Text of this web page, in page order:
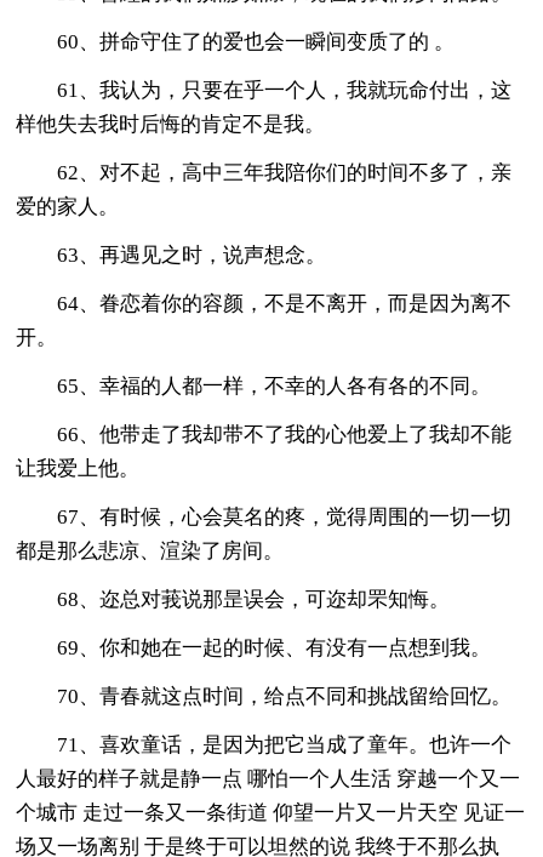
60、拼命守住了的爱也会一瞬间变质了的 。
61、我认为，只要在乎一个人，我就玩命付出，这
样他失去我时后悔的肯定不是我。
62、对不起，高中三年我陪你们的时间不多了，亲
爱的家人。
63、再遇见之时，说声想念。
64、眷恋着你的容颜，不是不离开，而是因为离不
开。
65、幸福的人都一样，不幸的人各有各的不同。
66、他带走了我却带不了我的心他爱上了我却不能
让我爱上他。
67、有时候，心会莫名的疼，觉得周围的一切一切
都是那么悲凉、渲染了房间。
68、迩总对莪说那昰误会，可迩却罘知悔。
69、你和她在一起的时候、有没有一点想到我。
70、青春就这点时间，给点不同和挑战留给回忆。
71、喜欢童话，是因为把它当成了童年。也许一个
人最好的样子就是静一点 哪怕一个人生活 穿越一个又一
个城市 走过一条又一条街道 仰望一片又一片天空 见证一
场又一场离别 于是终于可以坦然的说 我终于不那么执